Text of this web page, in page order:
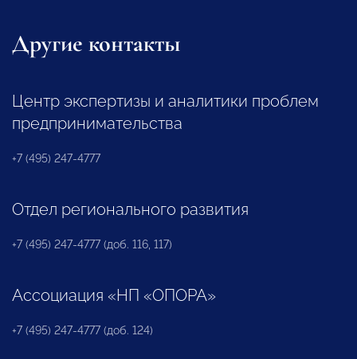
Другие контакты
Центр экспертизы и аналитики проблем
предпринимательства
+7 (495) 247-4777
Отдел регионального развития
+7 (495) 247-4777 (доб. 116, 117)
Ассоциация «НП «ОПОРА»
+7 (495) 247-4777 (доб. 124)